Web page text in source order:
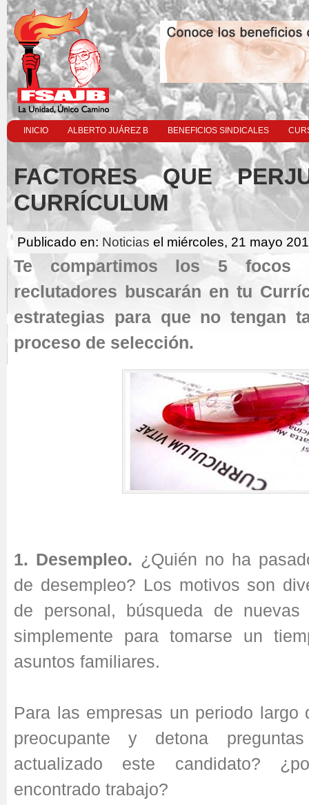
INICIO ALBERTO JUÁREZ B BENEFICIOS SINDICALES
FACTORES QUE
CURRÍCULUM
Publicado en: Noticias el miércoles, 21 mayo
Te compartimos los 5 focos
reclutadores buscarán en tu
estrategias para que no tengan
proceso de selección.
1. Desempleo. ¿Quién no ha
de desempleo? Los motivos son
de personal, búsqueda de nuevas
simplemente para tomarse un
asuntos familiares.
Para las empresas un periodo largo
preocupante y detona
actualizado este candidato?
encontrado trabajo?